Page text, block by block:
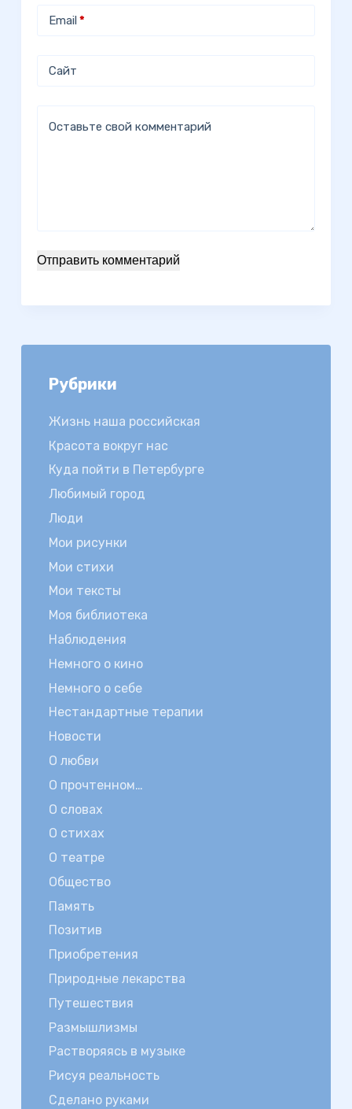
Email*
Сайт
Оставьте свой комментарий
Отправить комментарий
Рубрики
Жизнь наша российская
Красота вокруг нас
Куда пойти в Петербурге
Любимый город
Люди
Мои рисунки
Мои стихи
Мои тексты
Моя библиотека
Наблюдения
Немного о кино
Немного о себе
Нестандартные терапии
Новости
О любви
О прочтенном…
О словах
О стихах
О театре
Общество
Память
Позитив
Приобретения
Природные лекарства
Путешествия
Размышлизмы
Растворяясь в музыке
Рисуя реальность
Сделано руками